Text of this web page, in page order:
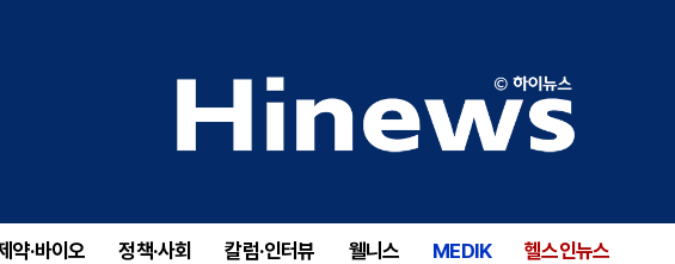
약·바이오 정책·사회 칼럼·인터뷰 웰니스 MEDIK 헬스인뉴스